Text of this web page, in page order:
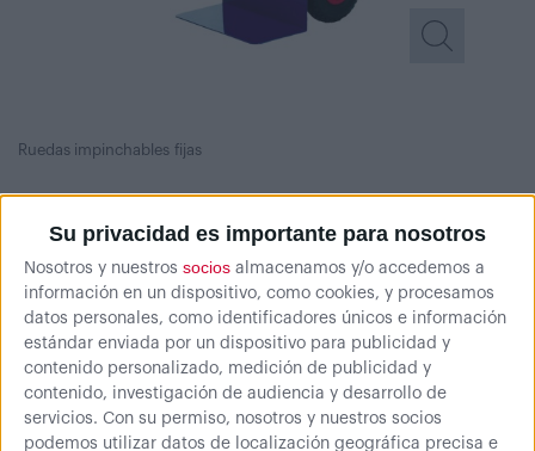
Su privacidad es importante para nosotros
Nosotros y nuestros socios almacenamos y/o accedemos a
información en un dispositivo, como cookies, y procesamos
datos personales, como identificadores únicos e información
estándar enviada por un dispositivo para publicidad y
contenido personalizado, medición de publicidad y
contenido, investigación de audiencia y desarrollo de
servicios. Con su permiso, nosotros y nuestros socios
podemos utilizar datos de localización geográfica precisa e
Ruedas impinchables fijas
Cantidad
145,00 € 130,50 €